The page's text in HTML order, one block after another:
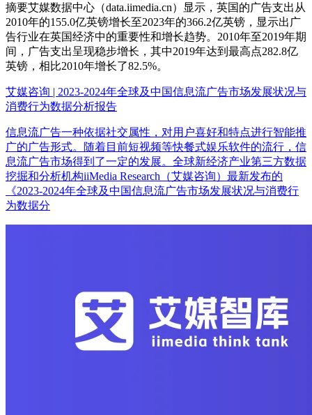
摘要艾媒数据中心（data.iimedia.cn）显示，英国的广告支出从
2010年的155.0亿英镑增长至2023年的366.2亿英镑，显示出广
告行业在英国经济中的重要性和增长趋势。2010年至2019年期
间，广告支出呈现稳步增长，其中2019年达到最高点282.8亿
英镑，相比2010年增长了82.5%。
艾媒咨询 | 2023-2024年全球及中国信息流广告市场发展状况与
消费行为数据分析报告
信息流广告一种依据社交属性，对用户喜好和特点进行智能推
广的广告形式。随着目前短视频等快餐式娱乐软件的流行，信
息流广告市场得到了一定的发展。全球新经济产业第三方数据
挖掘和分析机构iiMedia Research（艾媒咨询）最新发布的
《2023-2024年全球及中国信息流广告市场发展状况与消费行
为数据分